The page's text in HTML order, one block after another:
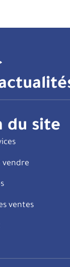
du site
vendre
ventes